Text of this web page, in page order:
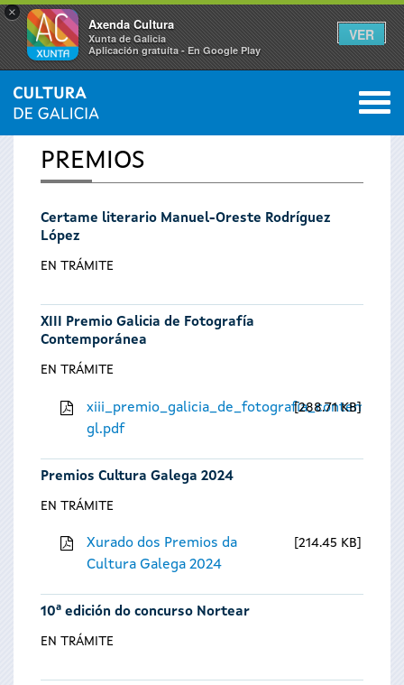
×
Axenda Cultura
Xunta de Galicia
Aplicación gratuíta - En Google Play
VER
Vostede
está
aquí
INICIO 0
PREMIOS
Certame literario Manuel-Oreste Rodríguez
López
EN TRÁMITE
XIII Premio Galicia de Fotografía
Contemporánea
EN TRÁMITE
gl.pdf
288.71 KB
Premios Cultura Galega 2024
EN TRÁMITE
Xurado dos Premios da
Cultura Galega 2024
214.45 KB
10ª edición do concurso Nortear
EN TRÁMITE